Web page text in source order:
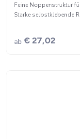
Feine Noppenstruktur
Starke selbstklebende
ab € 27,02